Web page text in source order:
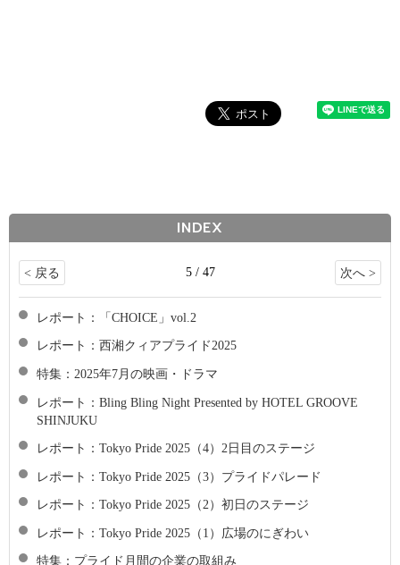
INDEX
< 戻る 5 / 47 次へ >
レポート：「CHOICE」vol.2
レポート：西湘クィアプライド2025
特集：2025年7月の映画・ドラマ
レポート：Bling Bling Night Presented by HOTEL GROOVE
SHINJUKU
レポート：Tokyo Pride 2025（4）2日目のステージ
レポート：Tokyo Pride 2025（3）プライドパレード
レポート：Tokyo Pride 2025（2）初日のステージ
レポート：Tokyo Pride 2025（1）広場のにぎわい
特集：プライド月間の企業の取組み